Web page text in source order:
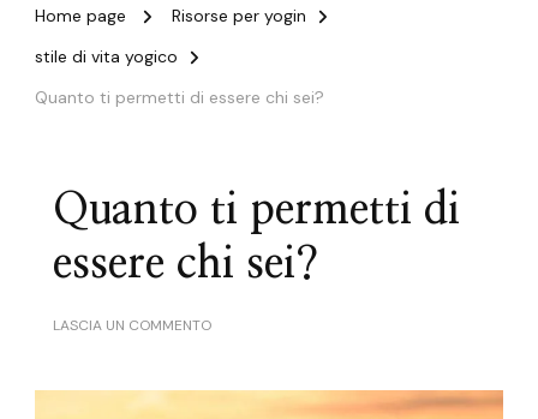
Home page
Risorse per yogin
stile di vita yogico
Quanto ti permetti di essere chi sei?
Quanto ti permetti di
essere chi sei?
LASCIA UN COMMENTOSU
PERMETTI